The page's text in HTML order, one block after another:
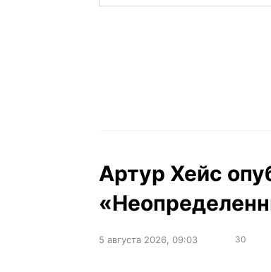
Артур Хейс
5 августа 2026, 09:03 30